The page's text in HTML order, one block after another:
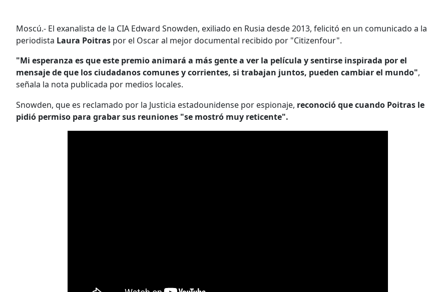
Moscú.- El exanalista de la CIA Edward Snowden, exiliado en Rusia desde 2013, felicitó en un comunicado a la
periodista Laura Poitras por el Oscar al mejor documental recibido por "Citizenfour".
"Mi esperanza es que este premio animará a más gente a ver la película y sentirse inspirada por el
mensaje de que los ciudadanos comunes y corrientes, si trabajan juntos, pueden cambiar el mundo",
señala la nota publicada por medios locales.
Snowden, que es reclamado por la Justicia estadounidense por espionaje, reconoció que cuando Poitras le
pidió permiso para grabar sus reuniones "se mostró muy reticente".